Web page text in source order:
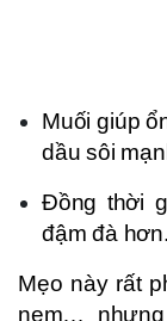
Muối giúp
dầu sôi
Đồng thời
đậm đà hơn.
Mẹo này rất
nem… nhưng